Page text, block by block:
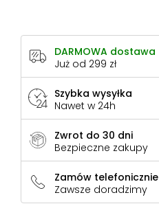
DARMOWA dostawa
Już od 299 zł
Szybka wysyłka
Nawet w 24h
Zwrot do 30 dni
Bezpieczne zakupy
Zamów telefonicznie
Zawsze doradzimy